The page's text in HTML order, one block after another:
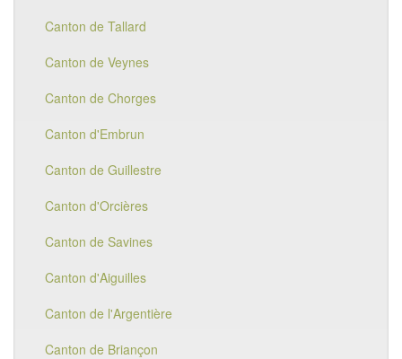
Canton de Tallard
Canton de Veynes
Canton de Chorges
Canton d'Embrun
Canton de Guillestre
Canton d'Orcières
Canton de Savines
Canton d'Aiguilles
Canton de l'Argentière
Canton de Briançon